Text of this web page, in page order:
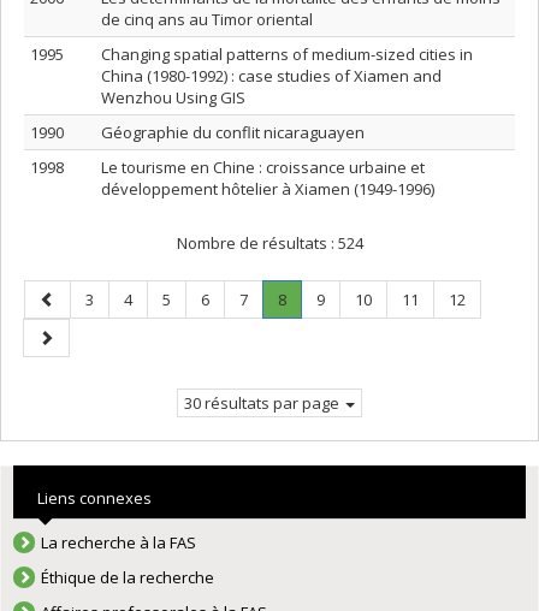
de cinq ans au Timor oriental
1995
Changing spatial patterns of medium-sized cities in
China (1980-1992) : case studies of Xiamen and
Wenzhou Using GIS
1990
Géographie du conflit nicaraguayen
1998
Le tourisme en Chine : croissance urbaine et
développement hôtelier à Xiamen (1949-1996)
Nombre de résultats : 524
Page
précédente
Page
3 Page
4 Page
5 Page
6 Page
7 Page
8.
Page
Page
9 Page
10 Page
11 Page
12
Page
suivante
30 résultats par page
Liens connexes
La recherche à la FAS
Éthique de la recherche